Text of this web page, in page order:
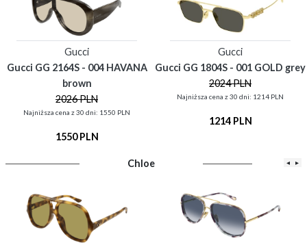
Gucci
Gucci GG 2164S - 004 HAVANA
brown
2026 PLN
Najniższa cena z 30 dni: 1550 PLN
1550 PLN
Gucci
Gucci GG 1804S - 001 GOLD grey
2024 PLN
Najniższa cena z 30 dni: 1214 PLN
1214 PLN
Chloe ◂ ▸